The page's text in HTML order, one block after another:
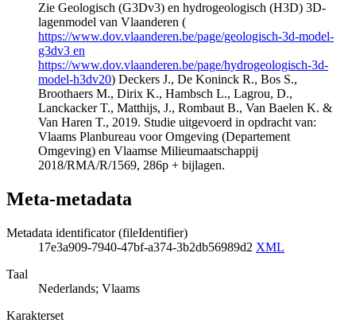
Zie Geologisch (G3Dv3) en hydrogeologisch (H3D) 3D-
lagenmodel van Vlaanderen (
https://www.dov.vlaanderen.be/page/geologisch-3d-model-
g3dv3 en
https://www.dov.vlaanderen.be/page/hydrogeologisch-3d-
model-h3dv20) Deckers J., De Koninck R., Bos S.,
Broothaers M., Dirix K., Hambsch L., Lagrou, D.,
Lanckacker T., Matthijs, J., Rombaut B., Van Baelen K. &
Van Haren T., 2019. Studie uitgevoerd in opdracht van:
Vlaams Planbureau voor Omgeving (Departement
Omgeving) en Vlaamse Milieumaatschappij
2018/RMA/R/1569, 286p + bijlagen.
Meta-metadata
Metadata identificator (fileIdentifier)
17e3a909-7940-47bf-a374-3b2db56989d2 XML
Taal
Nederlands; Vlaams
Karakterset